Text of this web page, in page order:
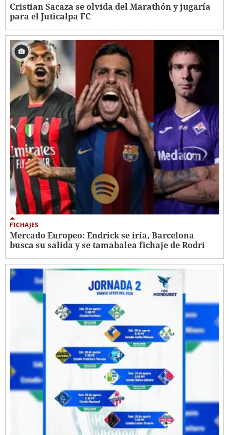
Cristian Sacaza se olvida del Marathón y jugaría
para el Juticalpa FC
FICHAJES
Mercado Europeo: Endrick se iría, Barcelona
busca su salida y se tamabalea fichaje de Rodri